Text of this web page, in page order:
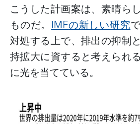
こうした計画案は、素晴ら
ものだ。IMFの新しい研究
対処する上で、排出の抑制
持拡大に資すると考えられ
に光を当てている。